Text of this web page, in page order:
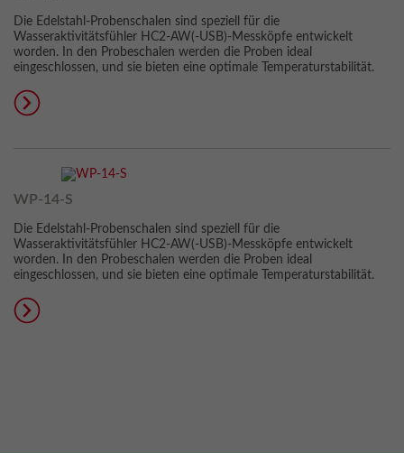
Die Edelstahl-Probenschalen sind speziell für die
Wasseraktivitätsfühler HC2-AW(-USB)-Messköpfe entwickelt
worden. In den Probeschalen werden die Proben ideal
eingeschlossen, und sie bieten eine optimale Temperaturstabilität.
WP-14-S
Die Edelstahl-Probenschalen sind speziell für die
Wasseraktivitätsfühler HC2-AW(-USB)-Messköpfe entwickelt
worden. In den Probeschalen werden die Proben ideal
eingeschlossen, und sie bieten eine optimale Temperaturstabilität.